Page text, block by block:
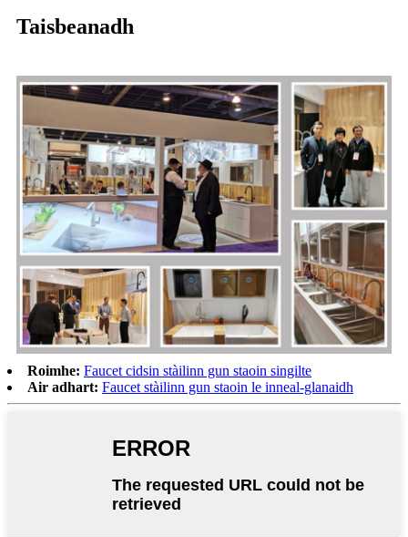
Taisbeanadh
Roimhe: Faucet cidsin stàilinn gun staoin singilte
Air adhart: Faucet stàilinn gun staoin le inneal-glanaidh